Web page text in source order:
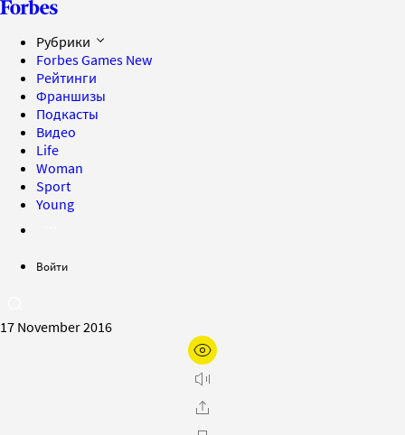
Рубрики
Forbes Games New
Рейтинги
Франшизы
Подкасты
Видео
Life
Woman
Sport
Young
Войти
17 November 2016